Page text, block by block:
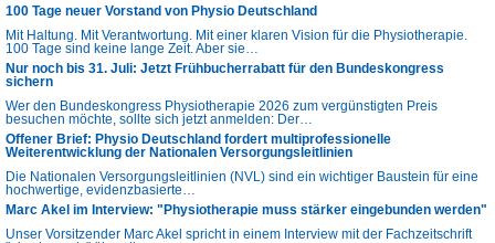
100 Tage neuer Vorstand von Physio Deutschland
Mit Haltung. Mit Verantwortung. Mit einer klaren Vision für die Physiotherapie.
100 Tage sind keine lange Zeit. Aber sie…
Nur noch bis 31. Juli: Jetzt Frühbucherrabatt für den Bundeskongress
sichern
Wer den Bundeskongress Physiotherapie 2026 zum vergünstigten Preis
besuchen möchte, sollte sich jetzt anmelden: Der…
Offener Brief: Physio Deutschland fordert multiprofessionelle
Weiterentwicklung der Nationalen Versorgungsleitlinien
Die Nationalen Versorgungsleitlinien (NVL) sind ein wichtiger Baustein für eine
hochwertige, evidenzbasierte…
Marc Akel im Interview: "Physiotherapie muss stärker eingebunden werden"
Unser Vorsitzender Marc Akel spricht in einem Interview mit der Fachzeitschrift